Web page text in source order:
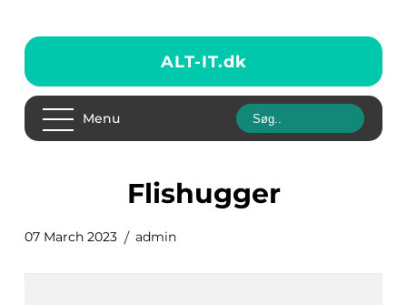
ALT-IT.dk
Menu
flishugger
07 March 2023 admin